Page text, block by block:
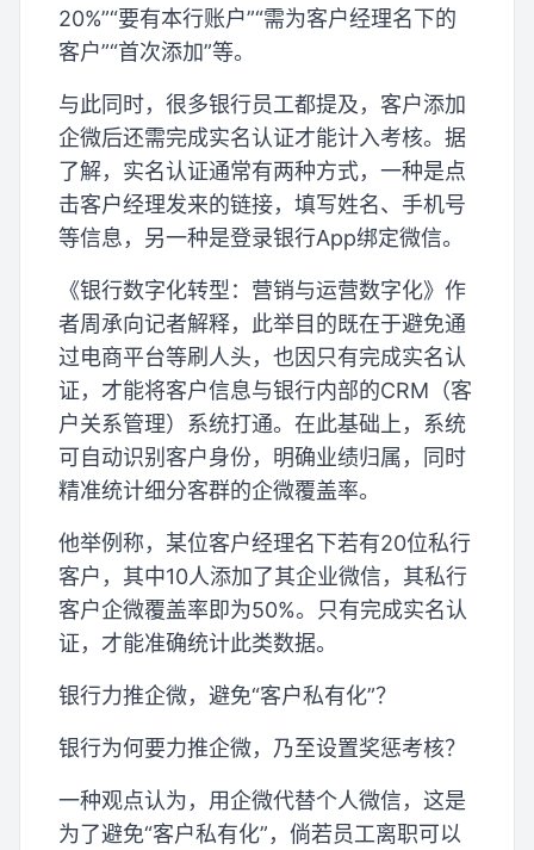
20%”“要有本行账户”“需为客户经理名下的
客户”“首次添加”等。
与此同时，很多银行员工都提及，客户添加
企微后还需完成实名认证才能计入考核。据
了解，实名认证通常有两种方式，一种是点
击客户经理发来的链接，填写姓名、手机号
等信息，另一种是登录银行App绑定微信。
《银行数字化转型：营销与运营数字化》作
者周承向记者解释，此举目的既在于避免通
过电商平台等刷人头，也因只有完成实名认
证，才能将客户信息与银行内部的CRM（客
户关系管理）系统打通。在此基础上，系统
可自动识别客户身份，明确业绩归属，同时
精准统计细分客群的企微覆盖率。
他举例称，某位客户经理名下若有20位私行
客户，其中10人添加了其企业微信，其私行
客户企微覆盖率即为50%。只有完成实名认
证，才能准确统计此类数据。
银行力推企微，避免“客户私有化”？
银行为何要力推企微，乃至设置奖惩考核？
一种观点认为，用企微代替个人微信，这是
为了避免“客户私有化”，倘若员工离职可以